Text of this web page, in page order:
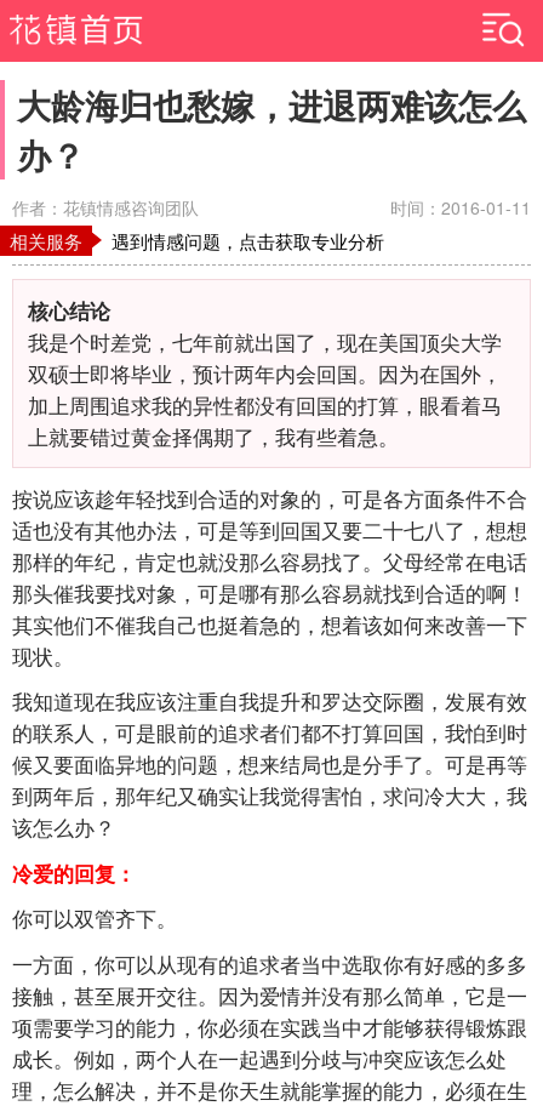
大龄海归也愁嫁，进退两难该怎么
办？
作者：花镇情感咨询团队 时间：2016-01-11
相关服务 遇到情感问题，点击获取专业分析
核心结论
我是个时差党，七年前就出国了，现在美国顶尖大学
双硕士即将毕业，预计两年内会回国。因为在国外，
加上周围追求我的异性都没有回国的打算，眼看着马
上就要错过黄金择偶期了，我有些着急。
按说应该趁年轻找到合适的对象的，可是各方面条件不合
适也没有其他办法，可是等到回国又要二十七八了，想想
那样的年纪，肯定也就没那么容易找了。父母经常在电话
那头催我要找对象，可是哪有那么容易就找到合适的啊！
其实他们不催我自己也挺着急的，想着该如何来改善一下
现状。
我知道现在我应该注重自我提升和罗达交际圈，发展有效
的联系人，可是眼前的追求者们都不打算回国，我怕到时
候又要面临异地的问题，想来结局也是分手了。可是再等
到两年后，那年纪又确实让我觉得害怕，求问冷大大，我
该怎么办？
冷爱的回复：
你可以双管齐下。
一方面，你可以从现有的追求者当中选取你有好感的多多
接触，甚至展开交往。因为爱情并没有那么简单，它是一
项需要学习的能力，你必须在实践当中才能够获得锻炼跟
成长。例如，两个人在一起遇到分歧与冲突应该怎么处
理，怎么解决，并不是你天生就能掌握的能力，必须在生